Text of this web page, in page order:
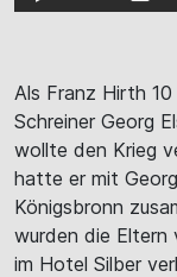
Als Franz Hirth
Schreiner Georg
wollte den Krieg
hatte er mit
Königsbronn
wurden die
im Hotel Silber